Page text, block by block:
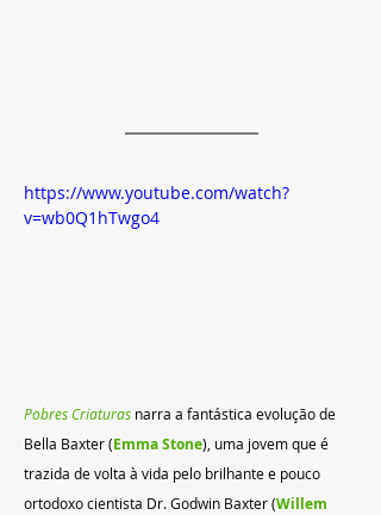
https://www.youtube.com/watch?
v=wb0Q1hTwgo4
Pobres Criaturas narra a fantástica evolução de
Bella Baxter (Emma Stone), uma jovem que é
trazida de volta à vida pelo brilhante e pouco
ortodoxo cientista Dr. Godwin Baxter (Willem